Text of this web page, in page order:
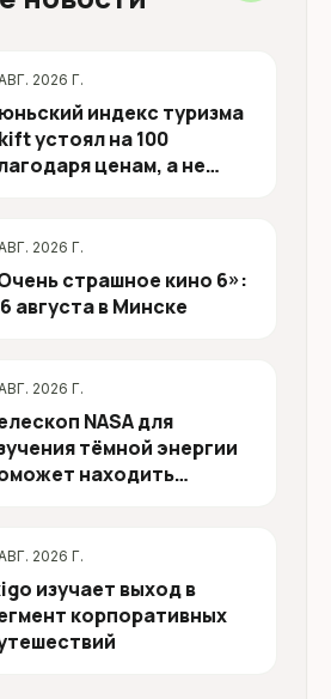
2026 Г.
индекс туризма
устоял на 100
ценам, а не
2026 Г.
страшное кино 6»:
августа в Минске
2026 Г.
NASA для
тёмной энергии
находить
2026 Г.
изучает выход в
корпоративных